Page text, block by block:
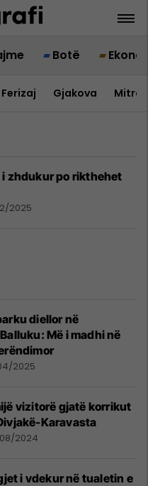
Botë
Ferizaj Gjakova
i zhdukur po rikthehet
2025
diellor në
Më i madhi në
2025
vizitorë gjatë korrikut
Karavasta
2024
i vdekur në tualetin e